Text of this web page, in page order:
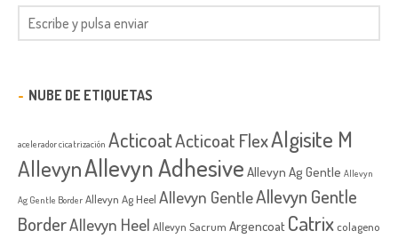
NUBE DE ETIQUETAS
acelerador cicatrización ActicoatActicoat FlexAlgisite M
AllevynAllevyn Adhesive Allevyn Ag Gentle Allevyn
Ag Gentle Border Allevyn Ag Heel Allevyn GentleAllevyn Gentle
BorderAllevyn Heel Allevyn Sacrum Argencoat Catrix colageno